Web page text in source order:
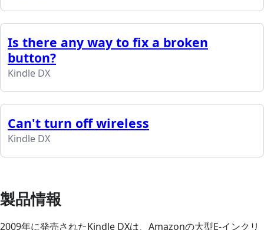
Is there any way to fix a broken
button?
Kindle DX
Can't turn off wireless
Kindle DX
製品情報
2009年に発売されたKindle DXは、Amazonの大型E-インクリ